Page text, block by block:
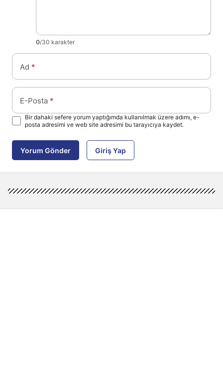
0/30 karakter
Ad *
E-Posta *
Bir dahaki sefere yorum yaptığımda kullanılmak üzere adımı, e-
posta adresimi ve web site adresimi bu tarayıcıya kaydet.
Yorum Gönder Giriş Yap